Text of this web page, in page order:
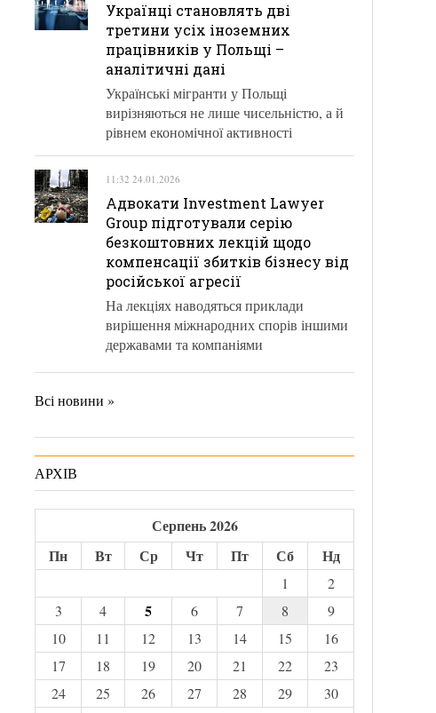
Українці становлять дві
третини усіх іноземних
працівників у Польщі –
аналітичні дані
Українські мігранти у Польщі
вирізняються не лише чисельністю, а й
рівнем економічної активності
11:32 24.01.2026
Адвокати Investment Lawyer
Group підготували серію
безкоштовних лекцій щодо
компенсації збитків бізнесу від
російської агресії
На лекціях наводяться приклади
вирішення міжнародних спорів іншими
державами та компаніями
Всі новини »
АРХІВ
Серпень 2026
Пн
Вт Ср Чт Пт Сб Нд
1
2
3
4 5 6 7 8
9
10
11 12 13 14 15
16
17
18 19 20 21 22
23
24
25 26 27 28 29
30